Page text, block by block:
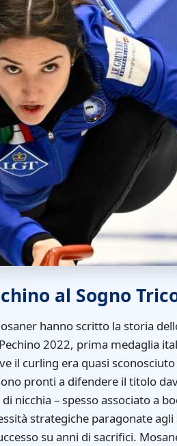
al Sogno
hanno scritto la storia
2022, prima medaglia
il curling era quasi
pronti a difendere il titolo
nicchia – spesso associato a
strategiche paragonate
su anni di sacrifici.